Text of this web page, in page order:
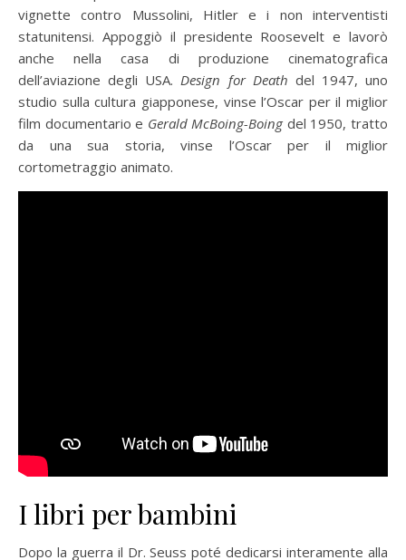
vignette contro Mussolini, Hitler e i non interventisti
statunitensi. Appoggiò il presidente Roosevelt e lavorò
anche nella casa di produzione cinematografica
dell’aviazione degli USA. Design for Death del 1947, uno
studio sulla cultura giapponese, vinse l’Oscar per il miglior
film documentario e Gerald McBoing-Boingdel 1950, tratto
da una sua storia, vinse l’Oscar per il miglior
cortometraggio animato.
I libri per bambini
Dopo la guerra il Dr. Seuss poté dedicarsi interamente alla